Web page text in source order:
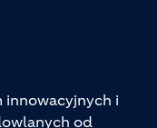
innowacyjnych i
od